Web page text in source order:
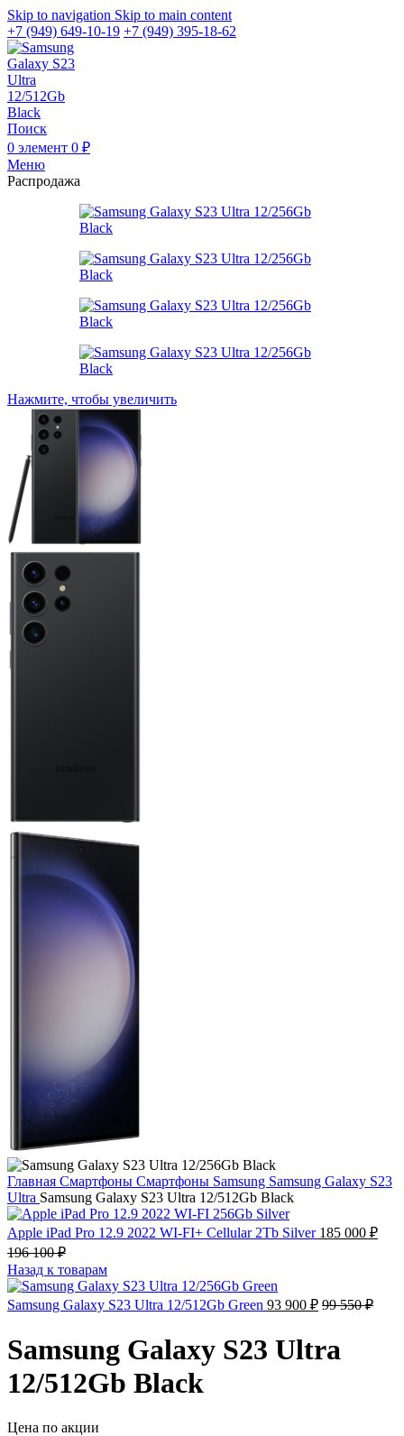
Skip to navigation Skip to main content
+7 (949) 649-10-19 +7 (949) 395-18-62
Поиск
0 элемент 0 ₽
Меню
Распродажа
Нажмите, чтобы увеличить
Главная Смартфоны Смартфоны Samsung Samsung Galaxy S23
Ultra Samsung Galaxy S23 Ultra 12/512Gb Black
Apple iPad Pro 12.9 2022 WI-FI+ Cellular 2Tb Silver 185 000 ₽
196 100₽
Назад к товарам
Samsung Galaxy S23 Ultra 12/512Gb Green 93 900 ₽ 99 550₽
Samsung Galaxy S23 Ultra
12/512Gb Black
Цена по акции